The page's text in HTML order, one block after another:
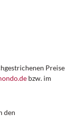
Preise
bzw. im
den